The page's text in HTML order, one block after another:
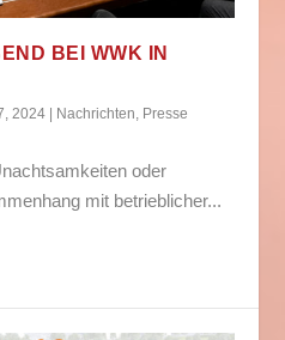
BEI WWK IN
2024 | Nachrichten Presse
oder
mit betrieblicher...